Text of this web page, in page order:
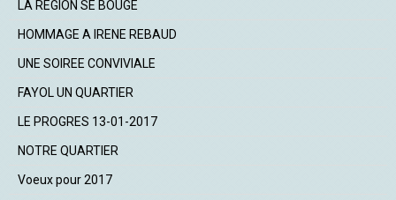
LA REGION SE BOUGE
HOMMAGE A IRENE REBAUD
UNE SOIREE CONVIVIALE
FAYOL UN QUARTIER
LE PROGRES 13-01-2017
NOTRE QUARTIER
Voeux pour 2017